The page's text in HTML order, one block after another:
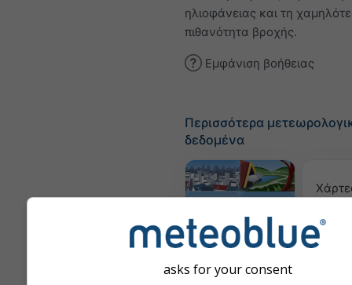
ηλιοφάνειας και τη
πιθανότητα βροχής.
Εμφάνιση βοήθειας
Περισσότερα
δεδομένα
Webcams
asks for your consent